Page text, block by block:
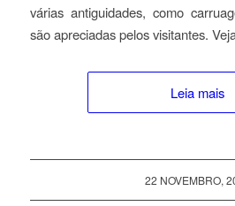
várias antiguidades, como
são apreciadas pelos visitantes.
Leia mais
22 NOVEMBRO,